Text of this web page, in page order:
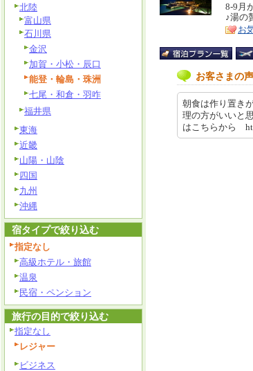
リ
ア
特
徴
8-9月
♪湯の
お
お客さまの声
朝食は作り置き
理の方がいいと
はこちらから
北陸
富山県
石川県
金沢
加賀・小松・辰口
能登・輪島・珠洲
七尾・和倉・羽咋
福井県
東海
近畿
山陽・山陰
四国
九州
沖縄
宿タイプで絞り込む
指定なし
高級ホテル・旅館
温泉
民宿・ペンション
旅行の目的で絞り込む
指定なし
レジャー
ビジネス